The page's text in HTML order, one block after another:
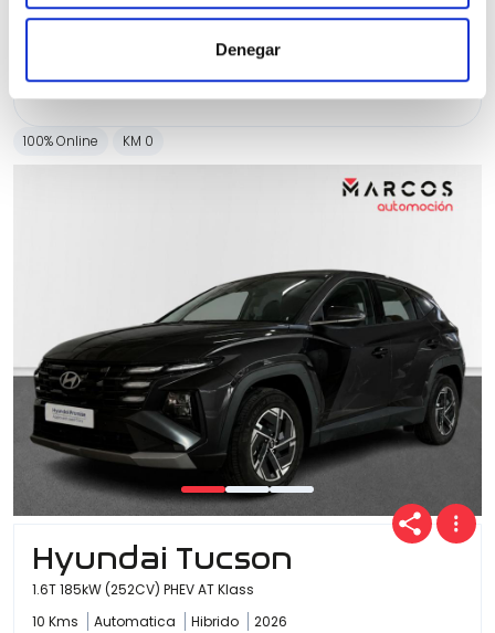
Denegar
100% Online KM 0
Hyundai Tucson
1.6T 185kW (252CV) PHEV AT Klass
10 Kms
Automatica Hibrido 2026